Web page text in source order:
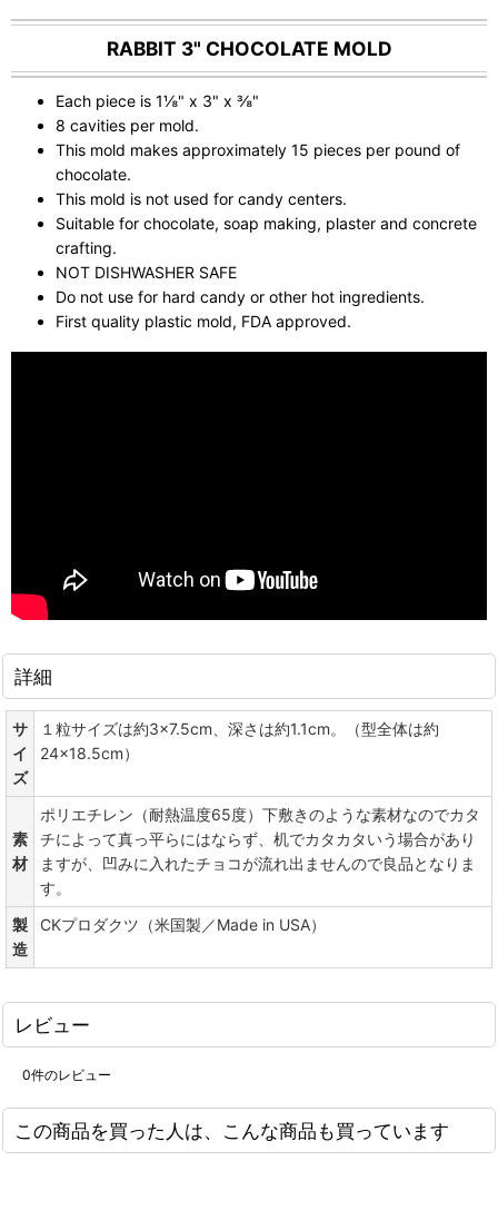
RABBIT 3" CHOCOLATE MOLD
Each piece is 1⅛" x 3" x ⅜"
8 cavities per mold.
This mold makes approximately 15 pieces per pound of
chocolate.
This mold is not used for candy centers.
Suitable for chocolate, soap making, plaster and concrete
crafting.
NOT DISHWASHER SAFE
Do not use for hard candy or other hot ingredients.
First quality plastic mold, FDA approved.
詳細
サ
イ
ズ
１粒サイズは約3×7.5cm、深さは約1.1cm。（型全体は約
24×18.5cm）
素
材
ポリエチレン（耐熱温度65度）下敷きのような素材なのでカタ
チによって真っ平らにはならず、机でカタカタいう場合があり
ますが、凹みに入れたチョコが流れ出ませんので良品となりま
す。
製
造
CKプロダクツ（米国製／Made in USA）
レビュー
0件のレビュー
この商品を買った人は、こんな商品も買っています